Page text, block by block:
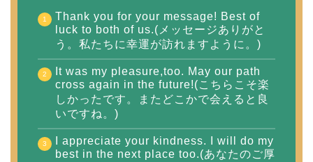
Thank you for your message! Best of
luck to both of us.(メッセージありがと
う。私たちに幸運が訪れますように。)
It was my pleasure,too. May our path
cross again in the future!(こちらこそ楽
しかったです。またどこかで会えると良
いですね。)
I appreciate your kindness. I will do my
best in the next place too.(あなたのご厚